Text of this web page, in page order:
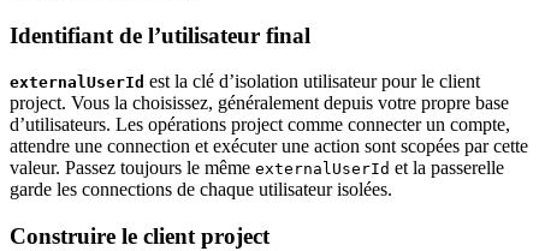
Identifiant de l’utilisateur final
externalUserId est la clé d’isolation utilisateur pour le client
project. Vous la choisissez, généralement depuis votre propre base
d’utilisateurs. Les opérations project comme connecter un compte,
attendre une connection et exécuter une action sont scopées par cette
valeur. Passez toujours le même externalUserId et la passerelle
garde les connections de chaque utilisateur isolées.
Construire le client project